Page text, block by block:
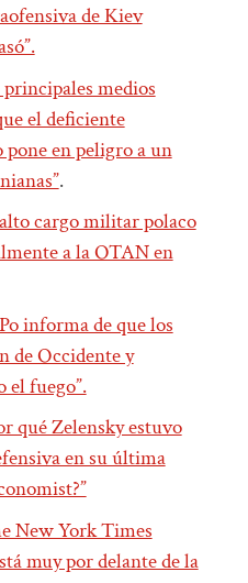
de Kiev
principales medios
el deficiente
en peligro a un
.
cargo militar polaco
a la OTAN en
informa de que los
de Occidente y
el fuego”.
qué Zelensky estuvo
en su última
New York Times
muy por delante de la